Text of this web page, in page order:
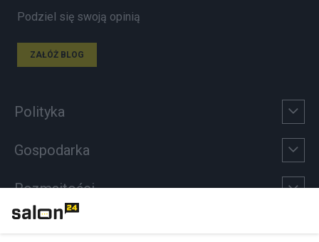
Podziel się swoją opinią
ZAŁÓŻ BLOG
Polityka
Gospodarka
Rozmaitości